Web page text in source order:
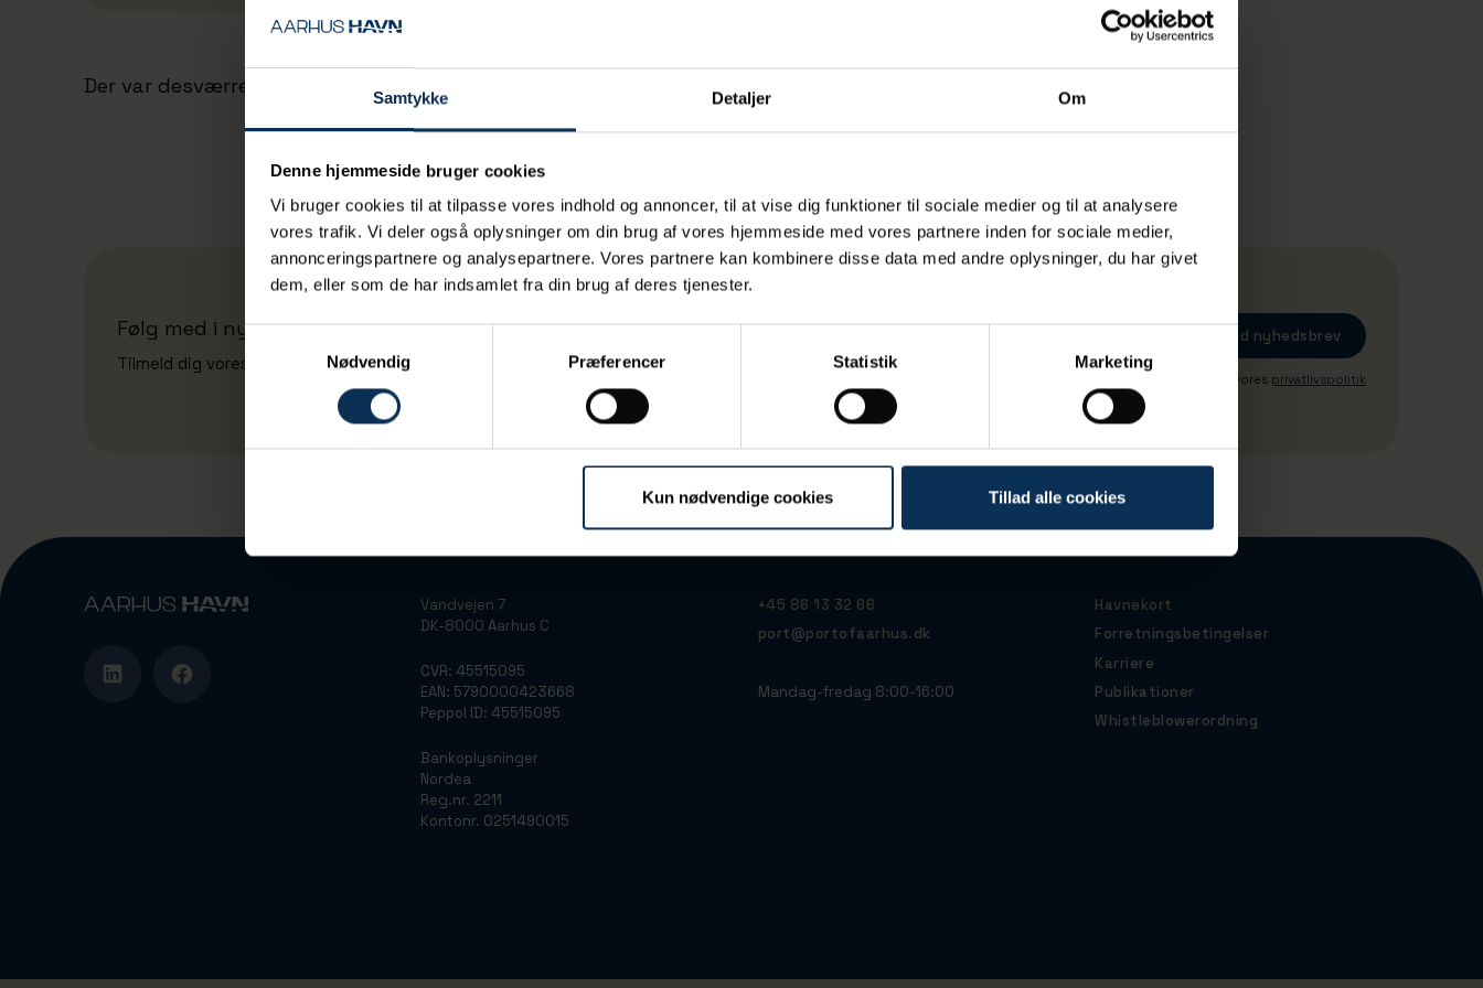
Samtykke Detaljer Om
Denne hjemmeside bruger cookies
Vi bruger cookies til at tilpasse vores indhold og annoncer, til at vise dig funktioner til sociale medier og til at analysere
vores trafik. Vi deler også oplysninger om din brug af vores hjemmeside med vores partnere inden for sociale medier,
annonceringspartnere og analysepartnere. Vores partnere kan kombinere disse data med andre oplysninger, du har givet
dem, eller som de har indsamlet fra din brug af deres tjenester.
Samtykkevalg
Nødvendig
Præferencer Statistik Marketing
Kun nødvendige cookies Tillad alle cookies
Der var desværre ingen resultater.
Følg med i nyheder fra Aarhus Havn A/S
Tilmeld dig vores nyhedsbrev
Ved tilmeding accepterer du vores privatlivspolitik
Vandvejen 7
DK-8000 Aarhus C
CVR: 45515095
EAN: 5790000423668
Peppol ID: 45515095
Bankoplysninger
Nordea
Reg.nr. 2211
Kontonr. 0251490015
+45 86 13 32 66
port@portofaarhus.dk
Mandag-fredag 8:00-16:00
Havnekort
Forretningsbetingelser
Karriere
Publikationer
Whistleblowerordning